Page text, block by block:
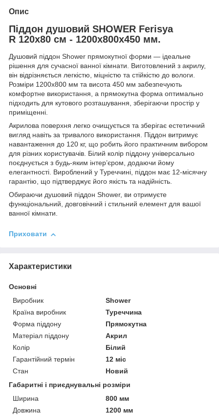
Опис
Піддон душовий SHOWER Ferisya
R 120x80 см - 1200x800x450 мм.
Душовий піддон Shower прямокутної форми — ідеальне
рішення для сучасної ванної кімнати. Виготовлений з акрилу,
він відрізняється легкістю, міцністю та стійкістю до вологи.
Розміри 1200x800 мм та висота 450 мм забезпечують
комфортне використання, а прямокутна форма оптимально
підходить для кутового розташування, зберігаючи простір у
приміщенні.
Акрилова поверхня легко очищується та зберігає естетичний
вигляд навіть за тривалого використання. Піддон витримує
навантаження до 120 кг, що робить його практичним вибором
для різних користувачів. Білий колір піддону універсально
поєднується з будь-яким інтер’єром, додаючи йому
елегантності. Вироблений у Туреччині, піддон має 12-місячну
гарантію, що підтверджує його якість та надійність.
Обираючи душовий піддон Shower, ви отримуєте
функціональний, довговічний і стильний елемент для вашої
ванної кімнати.
Приховати
Характеристики
Основні
Виробник
Shower
Країна виробник
Туреччина
Форма піддону
Прямокутна
Матеріал піддону
Акрил
Колір
Білий
Гарантійний термін
12 міс
Стан
Новий
Габаритні і приєднувальні розміри
Ширина
800 мм
Довжина
1200 мм